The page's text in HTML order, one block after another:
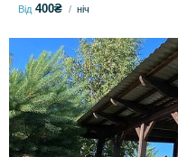
Від 400₴ ніч